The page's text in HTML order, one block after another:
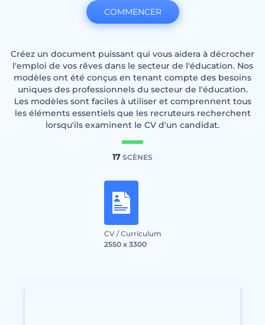
Créez un document puissant qui vous aidera à décrocher
l'emploi de vos rêves dans le secteur de l'éducation. Nos
modèles ont été conçus en tenant compte des besoins
uniques des professionnels du secteur de l'éducation.
Les modèles sont faciles à utiliser et comprennent tous
les éléments essentiels que les recruteurs recherchent
lorsqu'ils examinent le CV d'un candidat.
17 SCÈNES
CV / Curriculum
2550 x 3300
COMMENCER